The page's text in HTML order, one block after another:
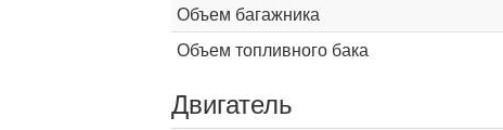
Объем багажника
Объем топливного бака
Двигатель